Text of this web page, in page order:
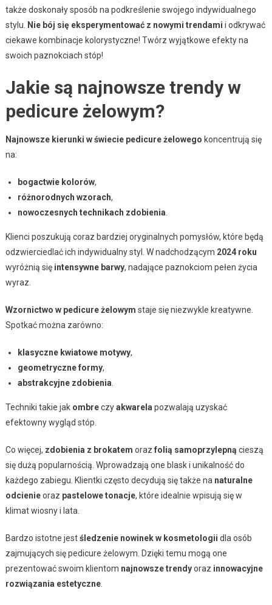
także doskonały sposób na podkreślenie swojego indywidualnego
stylu.
Nie bój się eksperymentować z nowymi trendami i odkrywać
ciekawe kombinacje kolorystyczne! Twórz wyjątkowe efekty na
swoich paznokciach stóp!
Jakie są najnowsze trendy w
pedicure żelowym?
Najnowsze kierunki w świecie pedicure żelowego koncentrują się
na:
bogactwie kolorów,
różnorodnych wzorach,
nowoczesnych technikach zdobienia
Klienci poszukują coraz bardziej oryginalnych pomysłów, które będą
odzwierciedlać ich indywidualny styl. W nadchodzącym 2024 roku
wyróżnią się intensywne barwy, nadające paznokciom pełen życia
wyraz.
Wzornictwo w pedicure żelowym staje się niezwykle kreatywne.
Spotkać można zarówno:
klasyczne kwiatowe motywy,
geometryczne formy,
abstrakcyjne zdobienia
Techniki takie jak ombreczyakwarela pozwalają uzyskać
efektowny wygląd stóp.
Co więcej, zdobienia z brokatem oraz folią samoprzylepną cieszą
się dużą popularnością. Wprowadzają one blask i unikalność do
każdego zabiegu. Klientki często decydują się także na naturalne
odcienieoraz pastelowe tonacje, które idealnie wpisują się w
klimat wiosny i lata.
Bardzo istotne jestśledzenie nowinek w kosmetologii dla osób
zajmujących się pedicure żelowym. Dzięki temu mogą one
prezentować swoim klientom najnowsze trendyoraz innowacyjne
rozwiązania estetyczne.